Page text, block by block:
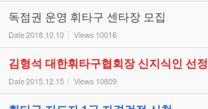
독점권 운영 휘타구 센타장 모집
Date2018.10.10 Views 10016
김형석 대한휘타구협회장 신지식인 선정
Date2015.12.15 Views 10809